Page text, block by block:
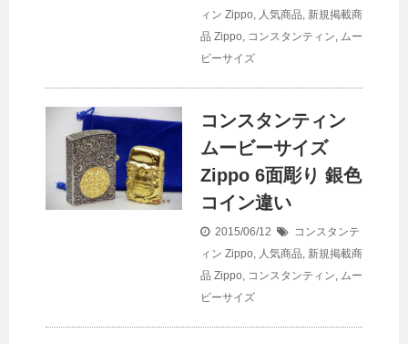
ィン Zippo, 人気商品, 新規掲載商
品 Zippo, コンスタンティン, ムー
ビーサイズ
コンスタンティン
ムービーサイズ
Zippo 6面彫り 銀色
コイン違い
2015/06/12
コンスタンテ
ィン Zippo, 人気商品, 新規掲載商
品 Zippo, コンスタンティン, ムー
ビーサイズ